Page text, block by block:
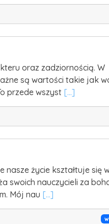
oraz zadziornością. W
są wartości takie jak
przede wszyst [...]
życie kształtuje się
swoich nauczycieli za
Mój nau [...]